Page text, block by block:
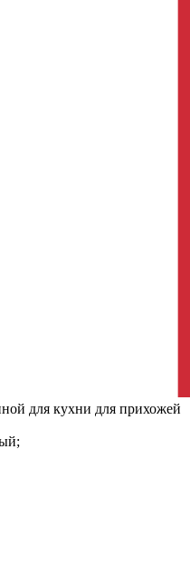
для кухни для прихожей